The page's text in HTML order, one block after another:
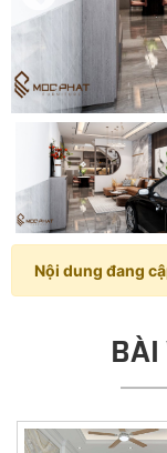
Nội dung đang
BÀI